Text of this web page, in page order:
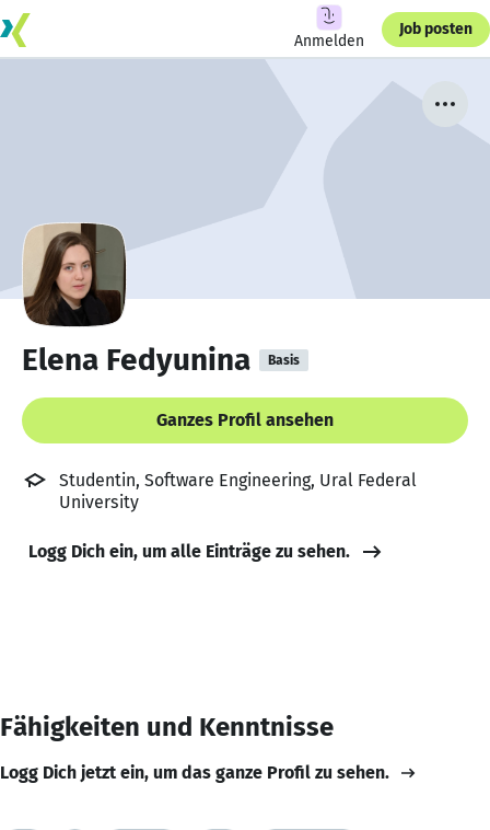
Anmelden
Job posten
Elena Fedyunina Basis
Ganzes Profil ansehen
Studentin, Software Engineering, Ural Federal
University
Logg Dich ein, um alle Einträge zu sehen.
Fähigkeiten und Kenntnisse
Logg Dich jetzt ein, um das ganze Profil zu sehen.